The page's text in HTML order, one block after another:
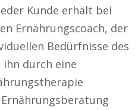
Kunde erhält bei
Ernährungscoach, der
Bedürfnisse des
durch eine